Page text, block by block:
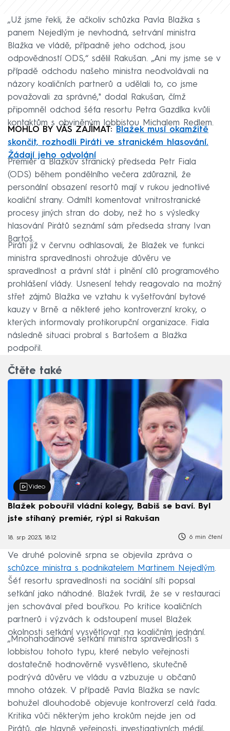
„Už jsme řekli, že ačkoliv schůzka Pavla Blažka s
panem Nejedlým je nevhodná, setrvání ministra
Blažka ve vládě, případně jeho odchod, jsou
odpovědností ODS,“ sdělil Rakušan. „Ani my jsme se v
případě odchodu našeho ministra neodvolávali na
názory koaličních partnerů a udělali to, co jsme
považovali za správné," dodal Rakušan, čímž
připomněl odchod šéfa resortu Petra Gazdíka kvůli
kontaktům s obviněným lobbistou Michalem Redlem.
MOHLO BY VÁS ZAJÍMAT:
Blažek musí okamžitě
skončit, rozhodli Piráti ve stranickém hlasování.
Žádají jeho odvolání
Premiér a Blažkův stranický předseda Petr Fiala
(ODS) během pondělního večera zdůraznil, že
personální obsazení resortů mají v rukou jednotlivé
koaliční strany. Odmítl komentovat vnitrostranické
procesy jiných stran do doby, než ho s výsledky
hlasování Pirátů seznámí sám předseda strany Ivan
Bartoš.
Piráti již v červnu odhlasovali, že Blažek ve funkci
ministra spravedlnosti ohrožuje důvěru ve
spravedlnost a právní stát i plnění cílů programového
prohlášení vlády. Usnesení tehdy reagovalo na možný
střet zájmů Blažka ve vztahu k vyšetřování bytové
kauzy v Brně a některé jeho kontroverzní kroky, o
kterých informovaly protikorupční organizace. Fiala
následně situaci probral s Bartošem a Blažka
podpořil.
Čtěte také
Video
Blažek pobouřil vládní kolegy, Babiš se baví. Byl
jste stíhaný premiér, rýpl si Rakušan
18. srp 2023, 18:12 6 min čtení
Ve druhé polovině srpna se objevila zpráva o
schůzce ministra s podnikatelem Martinem Nejedlým.
Šéf resortu spravedlnosti na sociální síti popsal
setkání jako náhodné. Blažek tvrdil, že se v restauraci
jen schovával před bouřkou. Po kritice koaličních
partnerů i výzvách k odstoupení musel Blažek
okolnosti setkání vysvětlovat na koaličním jednání.
„Mnohahodinové setkání ministra spravedlnosti s
lobbistou tohoto typu, které nebylo veřejnosti
dostatečně hodnověrně vysvětleno, skutečně
podrývá důvěru ve vládu a vzbuzuje u občanů
mnoho otázek. V případě Pavla Blažka se navíc
bohužel dlouhodobě objevuje kontroverzí celá řada.
Kritika vůči některým jeho krokům nejde jen od
Pirátů, ale hlavně veřejnosti, investigativních médií,